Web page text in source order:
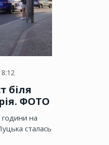
біля
ФОТО
години на
сталась